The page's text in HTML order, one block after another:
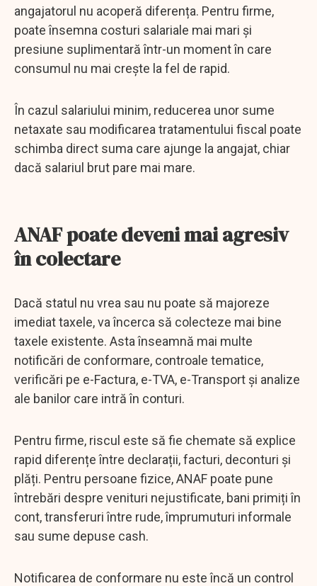
angajatorul nu acoperă diferența. Pentru firme,
poate însemna costuri salariale mai mari și
presiune suplimentară într-un moment în care
consumul nu mai crește la fel de rapid.
În cazul salariului minim, reducerea unor sume
netaxate sau modificarea tratamentului fiscal poate
schimba direct suma care ajunge la angajat, chiar
dacă salariul brut pare mai mare.
ANAF poate deveni mai agresiv
în colectare
Dacă statul nu vrea sau nu poate să majoreze
imediat taxele, va încerca să colecteze mai bine
taxele existente. Asta înseamnă mai multe
notificări de conformare, controale tematice,
verificări pe e-Factura, e-TVA, e-Transport și analize
ale banilor care intră în conturi.
Pentru firme, riscul este să fie chemate să explice
rapid diferențe între declarații, facturi, deconturi și
plăți. Pentru persoane fizice, ANAF poate pune
întrebări despre venituri nejustificate, bani primiți în
cont, transferuri între rude, împrumuturi informale
sau sume depuse cash.
Notificarea de conformare nu este încă un control